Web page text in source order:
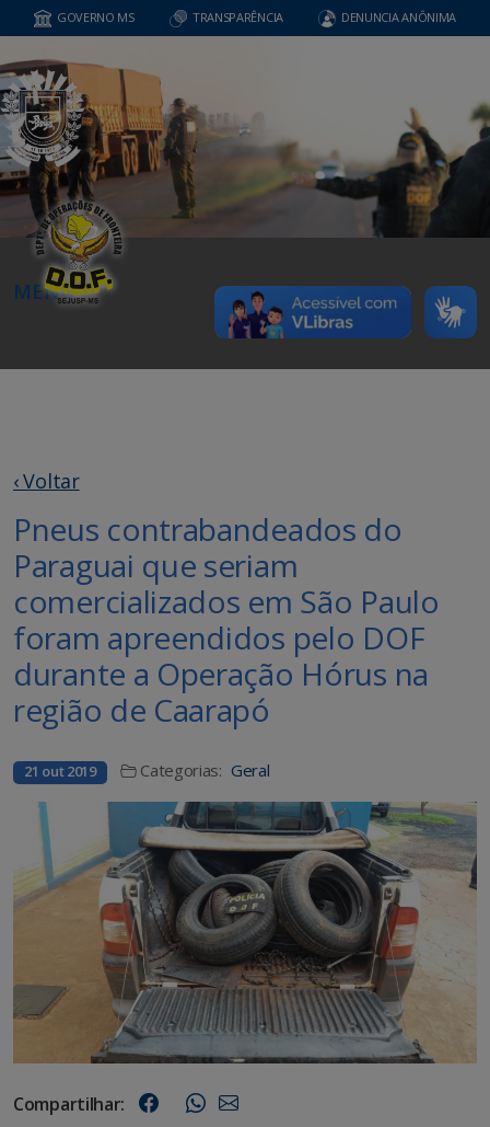
GOVERNO MS TRANSPARÊNCIA DENUNCIA ANÔNIMA
MENU
‹ Voltar
Pneus contrabandeados do
Paraguai que seriam
comercializados em São Paulo
foram apreendidos pelo DOF
durante a Operação Hórus na
região de Caarapó
21 out 2019 Categorias: Geral
Compartilhar: